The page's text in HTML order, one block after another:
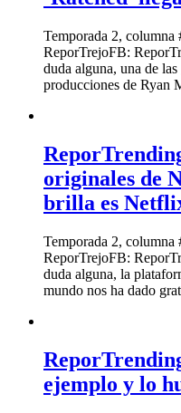
Temporada 2, columna
ReporTrejoFB:
duda alguna, una de las
producciones de Ryan
originales de
brilla es
Temporada 2, columna
ReporTrejoFB:
duda alguna, la
mundo nos ha dado
ejemplo y lo